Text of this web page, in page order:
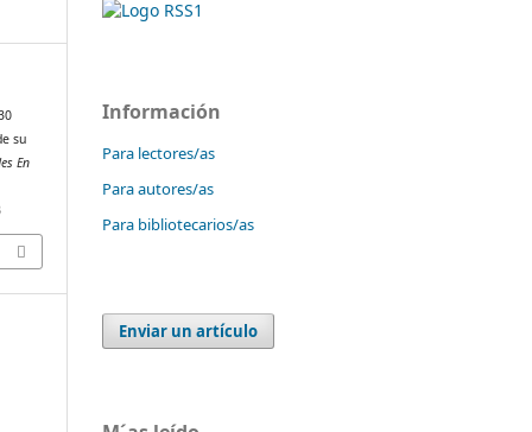
su
En
Información
Para lectores/as
Para autores/as
Para bibliotecarios/as
Enviar un artículo